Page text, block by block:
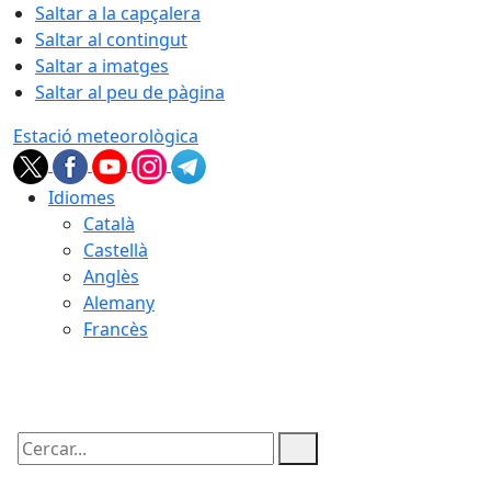
Saltar a la capçalera
Saltar al contingut
Saltar a imatges
Saltar al peu de pàgina
Estació meteorològica
Idiomes
Català
Castellà
Anglès
Alemany
Francès
Cercar: